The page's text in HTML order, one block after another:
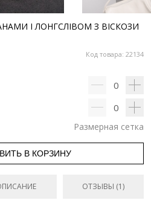
І ЛОНГСЛІВОМ З ВІСКОЗИ
Код товара: 22134
0
0
Размерная сетка
В КОРЗИНУ
ОТЗЫВЫ (1)